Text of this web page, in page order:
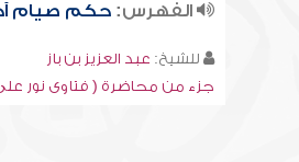
الفهرس:حكم صيام
للشيخ: عبد العزيز بن باز
جزء من محاضرة ( فتاوى نور على